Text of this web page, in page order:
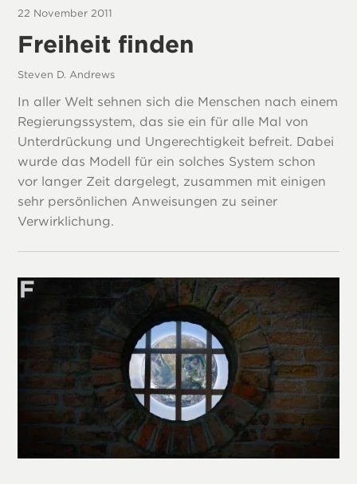
22 November 2011
Freiheit finden
Steven D. Andrews
In aller Welt sehnen sich die Menschen nach einem
Regierungssystem, das sie ein für alle Mal von
Unterdrückung und Ungerechtigkeit befreit. Dabei
wurde das Modell für ein solches System schon
vor langer Zeit dargelegt, zusammen mit einigen
sehr persönlichen Anweisungen zu seiner
Verwirklichung.